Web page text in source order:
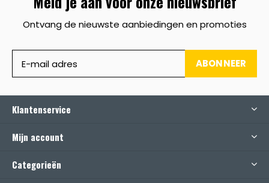
Ontvang de nieuwste aanbiedingen en promoties
ABONNEER
Klantenservice
Mijn account
Categorieën